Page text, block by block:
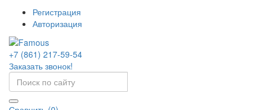
Регистрация
Авторизация
+7 (861) 217-59-54
Заказать звонок!